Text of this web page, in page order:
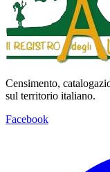
Censimento,
sul territorio italiano.
Facebook